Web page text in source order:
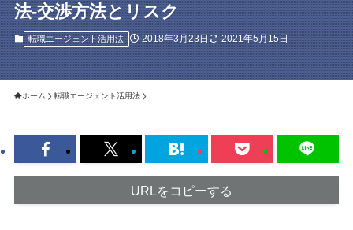
法-交渉方法とリスク
転職エージェント活用法 2018年3月23日 2021年5月15日
ホーム 転職エージェント活用法
URLをコピーする